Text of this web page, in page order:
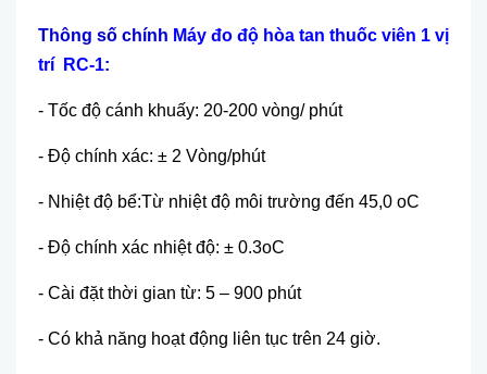
Thông số chính Máy đo độ hòa tan thuốc viên 1 vị
trí RC-1:
- Tốc độ cánh khuấy: 20-200 vòng/ phút
- Độ chính xác: ± 2 Vòng/phút
- Nhiệt độ bể:Từ nhiệt độ môi trường đến 45,0 oC
- Độ chính xác nhiệt độ: ± 0.3oC
- Cài đặt thời gian từ: 5 – 900 phút
- Có khả năng hoạt động liên tục trên 24 giờ.